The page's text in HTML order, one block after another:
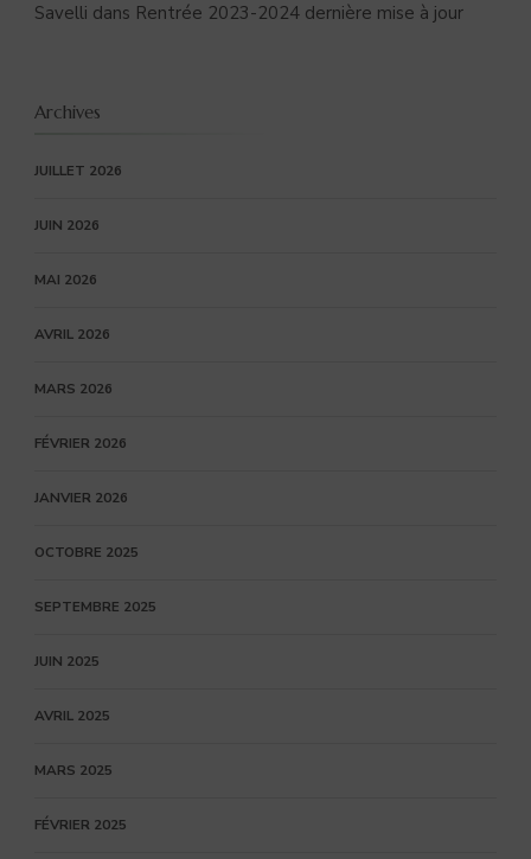
Savelli dans Rentrée 2023-2024 dernière mise à jour
Archives
JUILLET 2026
JUIN 2026
MAI 2026
AVRIL 2026
MARS 2026
FÉVRIER 2026
JANVIER 2026
OCTOBRE 2025
SEPTEMBRE 2025
JUIN 2025
AVRIL 2025
MARS 2025
FÉVRIER 2025